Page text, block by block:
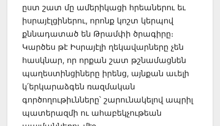
ըստ շատ մը ամերիկացի հրեաներու եւ
իսրայէլցիներու, որոնք կոշտ կերպով
քննադատած են Թրամփի ծրագիրը։
Կարծես թէ Իսրայէլի ղեկավարները չեն
հասկնար, որ որքան շատ թշնամացնեն
պաղեստինցիները իրենց, այնքան աւելի
կ՛երկարաձգեն ռազմական
գործողութիւնները՝ շարունակելով ապրիլ
պատերազմի ու ահաբեկչութեան